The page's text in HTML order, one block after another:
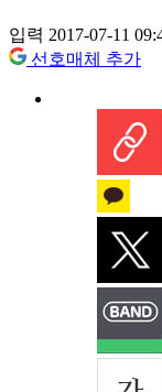
입력 2017-07-11
선호매체 추가